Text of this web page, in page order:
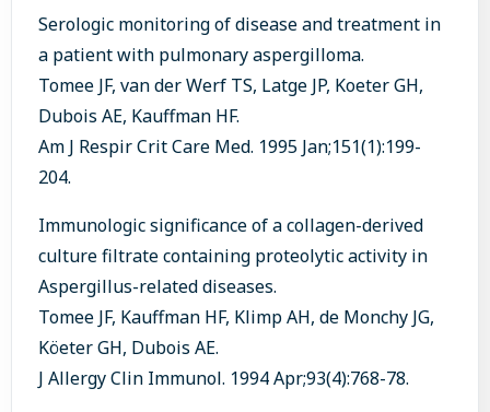
Serologic monitoring of disease and treatment in
a patient with pulmonary aspergilloma.
Tomee JF, van der Werf TS, Latge JP, Koeter GH,
Dubois AE, Kauffman HF.
Am J Respir Crit Care Med. 1995 Jan;151(1):199-
204.
Immunologic significance of a collagen-derived
culture filtrate containing proteolytic activity in
Aspergillus-related diseases.
Tomee JF, Kauffman HF, Klimp AH, de Monchy JG,
Köeter GH, Dubois AE.
J Allergy Clin Immunol. 1994 Apr;93(4):768-78.